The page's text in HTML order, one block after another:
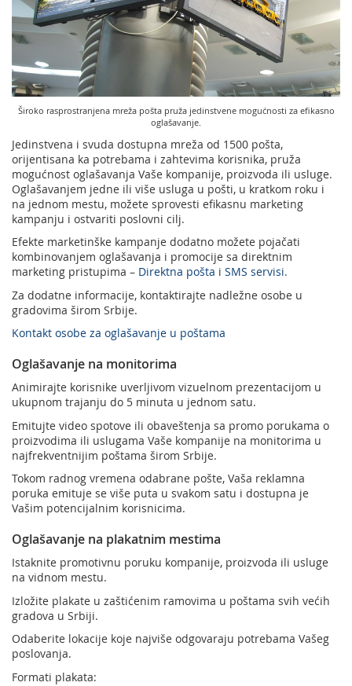
Pravilno adresovanje
Poštanski adresni kod (PAK)
Spisak zabranjenih artikala za uvoz
Punomoćje za uručenje poštanskih pošiljaka
Podrška nagradnim igrama
Sudske taksene marke
Geografski informacioni sistem (GIS)
Široko rasprostranjena mreža pošta pruža jedinstvene mogućnosti za efikasno
oglašavanje.
Jedinstvena i svuda dostupna mreža od 1500 pošta,
orijentisana ka potrebama i zahtevima korisnika, pruža
mogućnost oglašavanja Vaše kompanije, proizvoda ili usluge.
Oglašavanjem jedne ili više usluga u pošti, u kratkom roku i
na jednom mestu, možete sprovesti efikasnu marketing
kampanju i ostvariti poslovni cilj.
Efekte marketinške kampanje dodatno možete pojačati
kombinovanjem oglašavanja i promocije sa direktnim
marketing pristupima – Direktna pošta i SMS servisi.
Za dodatne informacije, kontaktirajte nadležne osobe u
gradovima širom Srbije.
Kontakt osobe za oglašavanje u poštama
Oglašavanje na monitorima
Animirajte korisnike uverljivom vizuelnom prezentacijom u
ukupnom trajanju do 5 minuta u jednom satu.
Emitujte video spotove ili obaveštenja sa promo porukama o
proizvodima ili uslugama Vaše kompanije na monitorima u
najfrekventnijim poštama širom Srbije.
Tokom radnog vremena odabrane pošte, Vaša reklamna
poruka emituje se više puta u svakom satu i dostupna je
Vašim potencijalnim korisnicima.
Oglašavanje na plakatnim mestima
Istaknite promotivnu poruku kompanije, proizvoda ili usluge
na vidnom mestu.
Izložite plakate u zaštićenim ramovima u poštama svih većih
gradova u Srbiji.
Odaberite lokacije koje najviše odgovaraju potrebama Vašeg
poslovanja.
Formati plakata: